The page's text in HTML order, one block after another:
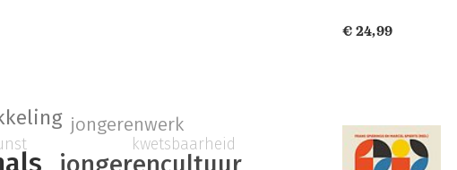
jongerenwerk
kwetsbaarheid
€ 24,99